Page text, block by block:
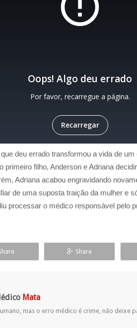
deu errado transformou a vida de
primeiro filho, Anderson e Adriana
Adriana acabou engravidando
de uma suposta traição da mulher e
processar o médico responsável pelo
Share
Mata
mas o erro médico é crime, não deixe